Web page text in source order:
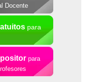
Docente
para
para